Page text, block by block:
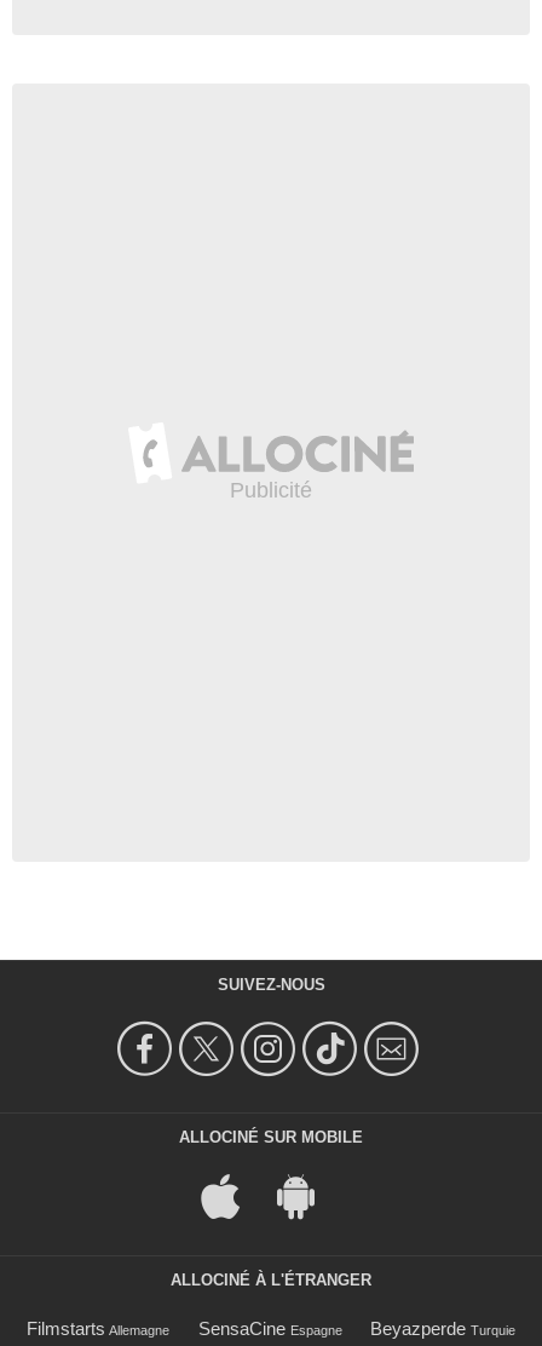
SUIVEZ-NOUS
ALLOCINÉ SUR MOBILE
ALLOCINÉ À L'ÉTRANGER
Filmstarts Allemagne SensaCine Espagne Beyazperde Turquie